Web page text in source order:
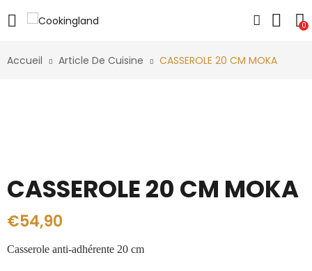
0
Accueil Article De Cuisine CASSEROLE 20 CM MOKA
CASSEROLE 20 CM MOKA
€54,90
Casserole anti-adhérente 20 cm